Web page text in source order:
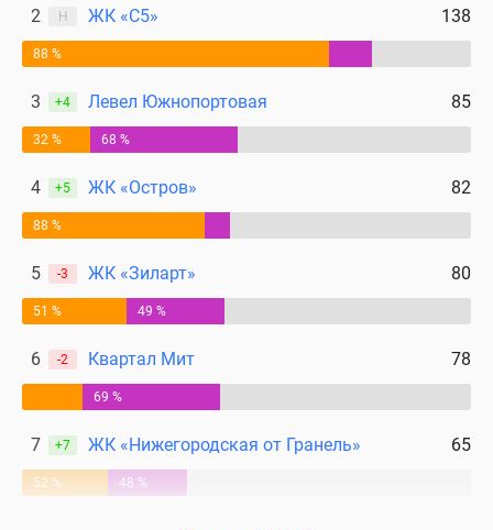
2 Н ЖК «С5» 138
88 %
3 +4 Левел Южнопортовая 85
32 % 68 %
4 +5 ЖК «Остров» 82
88 %
5 -3 ЖК «Зиларт» 80
51 % 49 %
6 -2 Квартал Мит 78
69 %
7 +7 ЖК «Нижегородская от Гранель» 65
52 % 48 %